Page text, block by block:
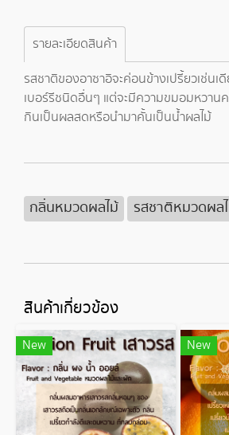
รายละเอียดสินค้า
รสชาติของอาซาอิจะค่อนข้างเปรี้ยวเช่น
เบอร์รีชนิดอื่นๆ แต่จะมีความขมอมหวาน
กินเป็นผลสดหรือนำมาคั้นเป็นน้ำผลไม้
กลิ่นหมวดผลไม้ รสชาติหมวดผล
สินค้าเกี่ยวข้อง
New New